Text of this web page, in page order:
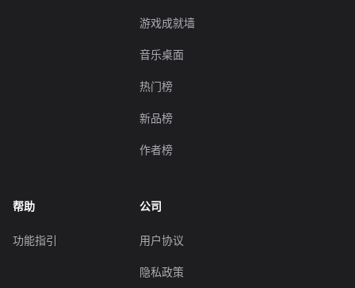
游戏成就墙
音乐桌面
热门榜
新品榜
作者榜
帮助
功能指引
公司
用户协议
隐私政策